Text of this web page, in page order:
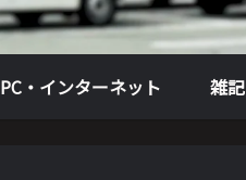
PC・インターネット 雑記